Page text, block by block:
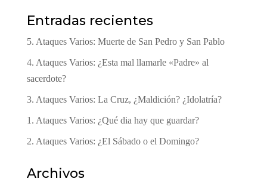
Entradas recientes
5. Ataques Varios: Muerte de San Pedro y San Pablo
4. Ataques Varios: ¿Esta mal llamarle «Padre» al
sacerdote?
3. Ataques Varios: La Cruz, ¿Maldición? ¿Idolatría?
1. Ataques Varios: ¿Qué dia hay que guardar?
2. Ataques Varios: ¿El Sábado o el Domingo?
Archivos